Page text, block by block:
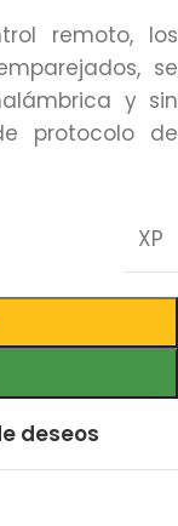
remoto, los
se
y sin
protocolo de
XP
deseos